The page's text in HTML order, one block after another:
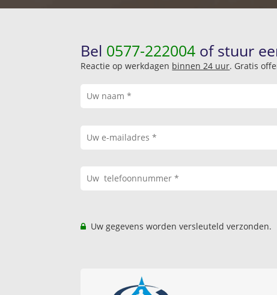
Bel 0577-222004 of stuur
Reactie op werkdagen binnen 24 uur. Gratis
Uw gegevens worden versleuteld verzonden.